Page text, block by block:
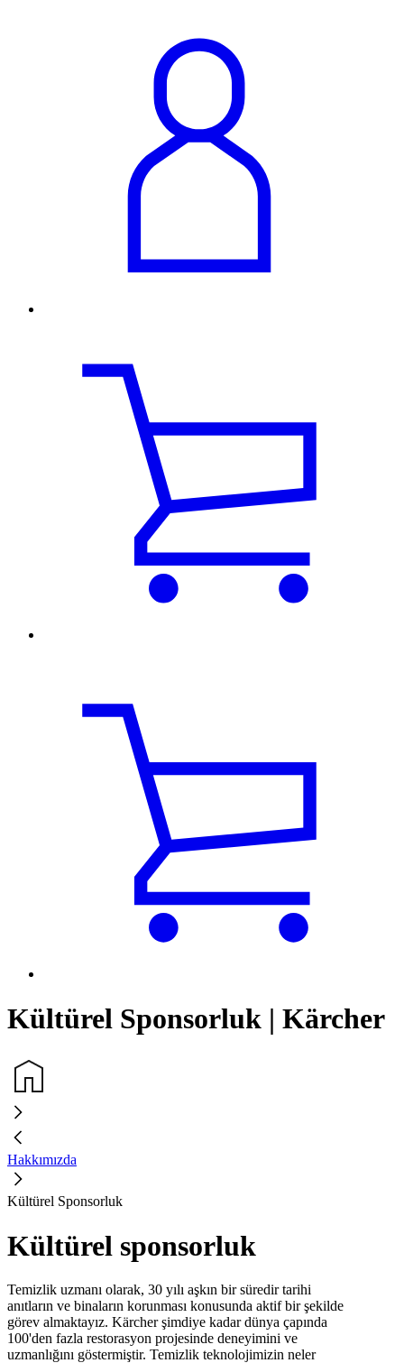
Kültürel Sponsorluk | Kärcher
Hakkımızda
Kültürel Sponsorluk
Kültürel sponsorluk
Temizlik uzmanı olarak, 30 yılı aşkın bir süredir tarihi
anıtların ve binaların korunması konusunda aktif bir şekilde
görev almaktayız. Kärcher şimdiye kadar dünya çapında
100'den fazla restorasyon projesinde deneyimini ve
uzmanlığını göstermiştir. Temizlik teknolojimizin neler